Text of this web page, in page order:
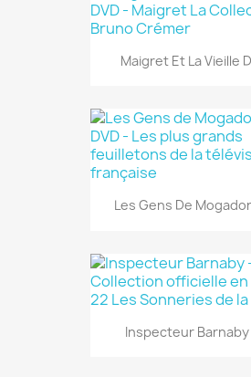
Maigret Et La Vieille
Les Gens De Mogador
Inspecteur Barnaby